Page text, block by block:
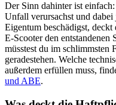
Der Sinn dahinter ist
Unfall verursachst und
Eigentum beschädigst,
E-Scooter den entstandenen
müsstest du im schlimmsten
geradestehen. Welche
außerdem erfüllen muss,
und ABE.